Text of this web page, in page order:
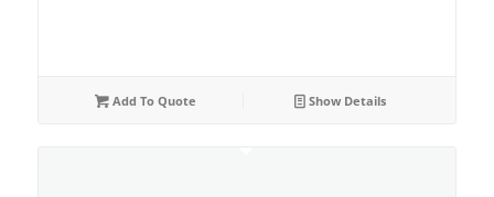
Add To Quote Show Details